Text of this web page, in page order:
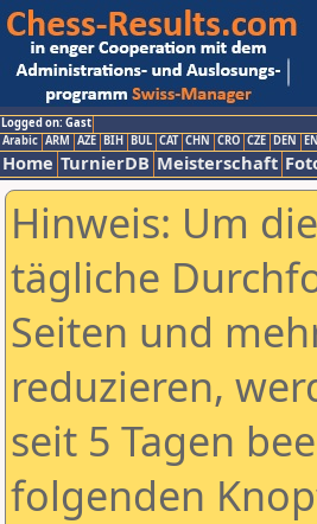
Logged on: Gast
Arabic ARM AZE BIH BUL CAT CHN CRO CZE DEN
Home TurnierDB Meisterschaft
Hinweis: Um
tägliche
Seiten und
reduzieren,
seit 5 Tagen
folgenden